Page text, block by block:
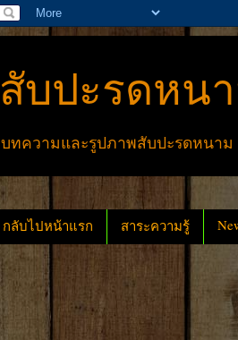
สับปะรดหน
บทความและรูปภาพสับปะรดหนาม
กลับไปหน้าแรก สาระความรู้